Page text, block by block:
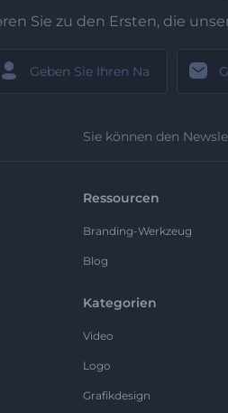
Sie zu den Ersten, die
Sie können den
Ressourcen
Branding-Werkzeug
Blog
Kategorien
Video
Logo
Grafikdesign